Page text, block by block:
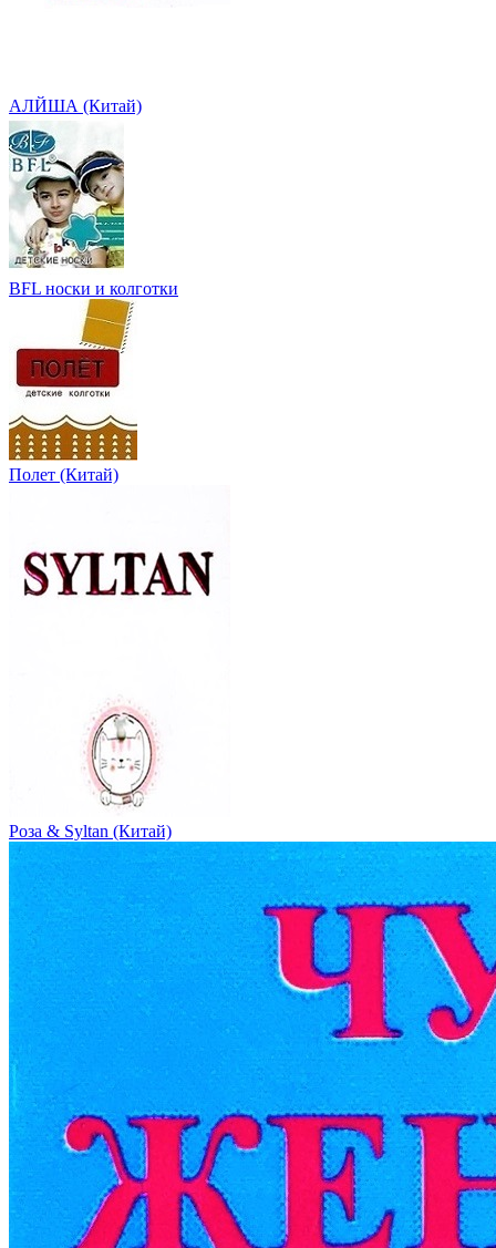
АЛЙША (Китай)
BFL носки и колготки
Полет (Китай)
Роза & Syltan (Китай)